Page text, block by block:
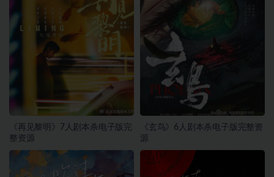
《再见黎明》7人剧本杀电子版完
整资源
《玄鸟》6人剧本杀电子版完整资
源